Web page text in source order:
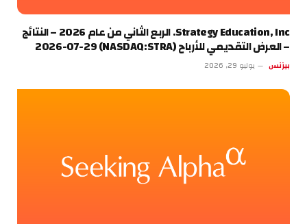
Strategy Education, Inc. الربع الثاني من عام 2026 – النتائج
– العرض التقديمي للأرباح (NASDAQ:STRA) 2026-07-29
بيزنس يوليو 29, 2026